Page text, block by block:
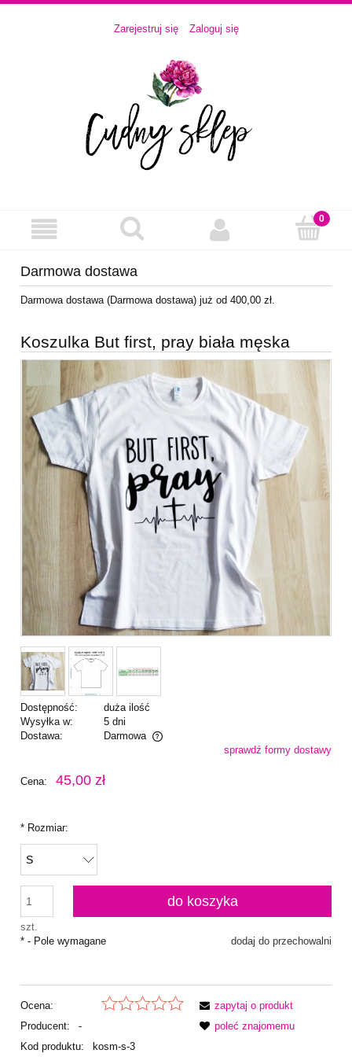
Zarejestruj się Zaloguj się
Darmowa dostawa
Darmowa dostawa (Darmowa dostawa) już od 400,00 zł.
Koszulka But first, pray biała męska
Dostępność:
duża ilość
Wysyłka w:
5 dni
Dostawa:
Darmowa
Cena nie zawiera ewentualnych kosztów płatnościsprawdź formy dostawy
Cena: 45,00 zł
* Rozmiar:
szt.
do koszyka
dodaj do przechowalni
* - Pole wymagane
Ocena:
Producent:
-
Kod produktu:
kosm-s-3
zapytaj o produkt
poleć znajomemu